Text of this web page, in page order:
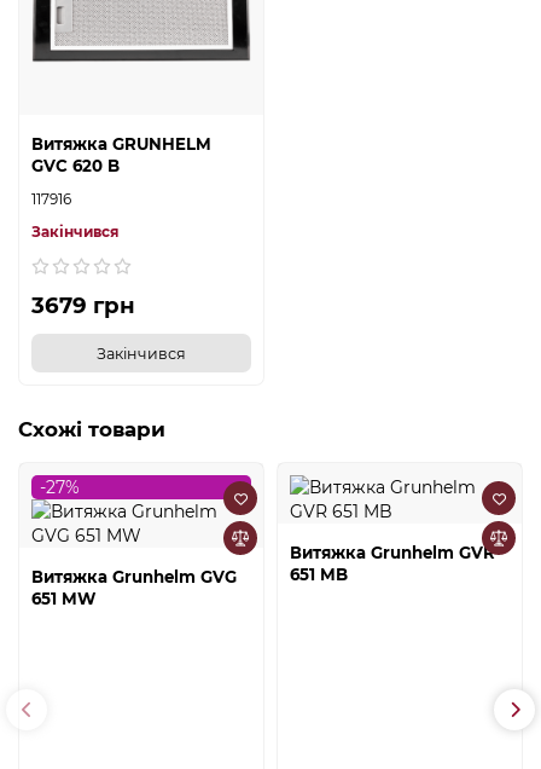
Витяжка GRUNHELM
GVC 620 B
117916
Закінчився
3679 грн
Закінчився
Схожі товари
-27%
Витяжка Grunhelm GVG
651 MW
Витяжка Grunhelm GVR
651 MB